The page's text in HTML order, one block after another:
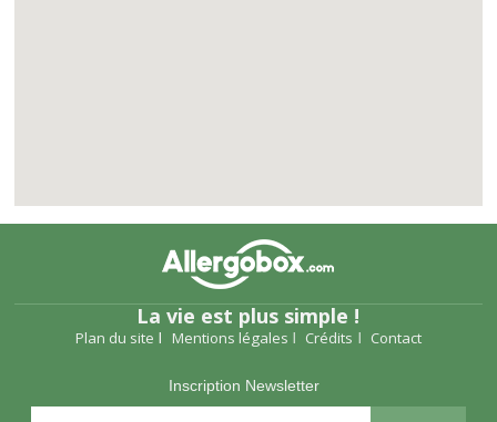
La vie est plus simple !
Plan du site Mentions légales Crédits Contact
Inscription Newsletter